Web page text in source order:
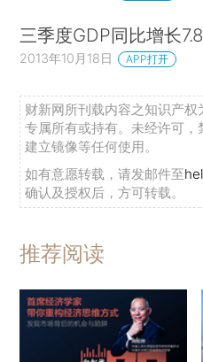
三季度GDP同比增长
2013年10月18日 APP打开
财新网所刊载内容之知识产
专属所有或持有。未经许可
建立镜像等任何使用。
如有意愿转载，请发邮件至
确认及授权后，方可转载。
推荐阅读